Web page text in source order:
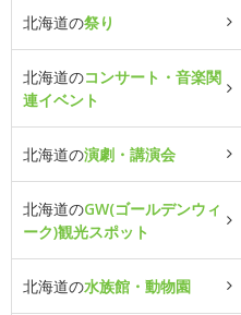
北海道の祭り
北海道のコンサート・音楽関
連イベント
北海道の演劇・講演会
北海道のGW(ゴールデンウィ
ーク)観光スポット
北海道の水族館・動物園